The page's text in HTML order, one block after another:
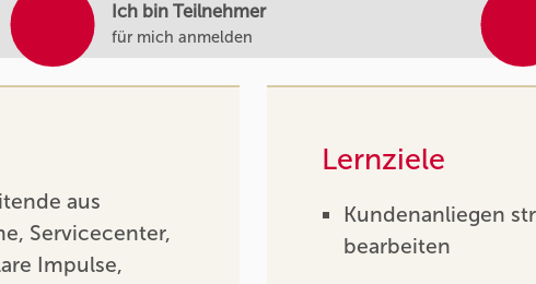
aus
Servicecenter,
Impulse,
Lernziele
Kundenanliegen
bearbeiten
Ich bin Teilnehmer
für mich anmelden